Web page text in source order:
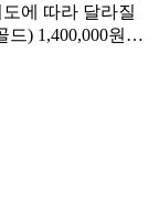
에 따라 달라질
드) 1,400,000원…